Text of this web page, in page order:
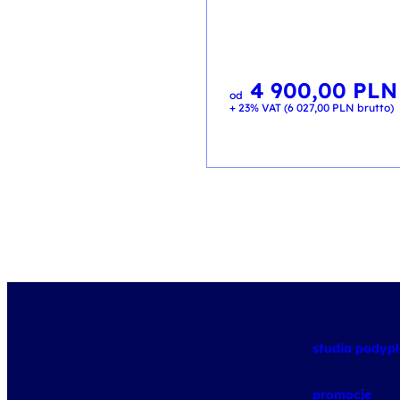
od 4 900,00 PLN
+ 23% VAT (6 027,00 PLN brutto)
studia
promocje